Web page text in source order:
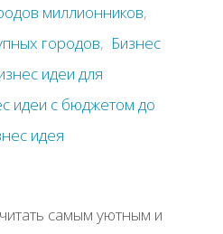
миллионников,
городов, Бизнес
идеи для
идеи с бюджетом до
идея
caмым уютным и